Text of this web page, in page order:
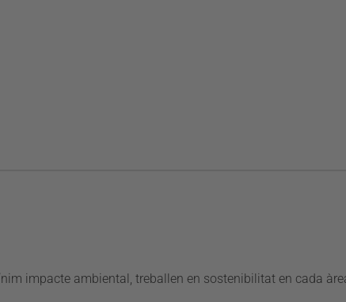
impacte ambiental, treballen en sostenibilitat en cada